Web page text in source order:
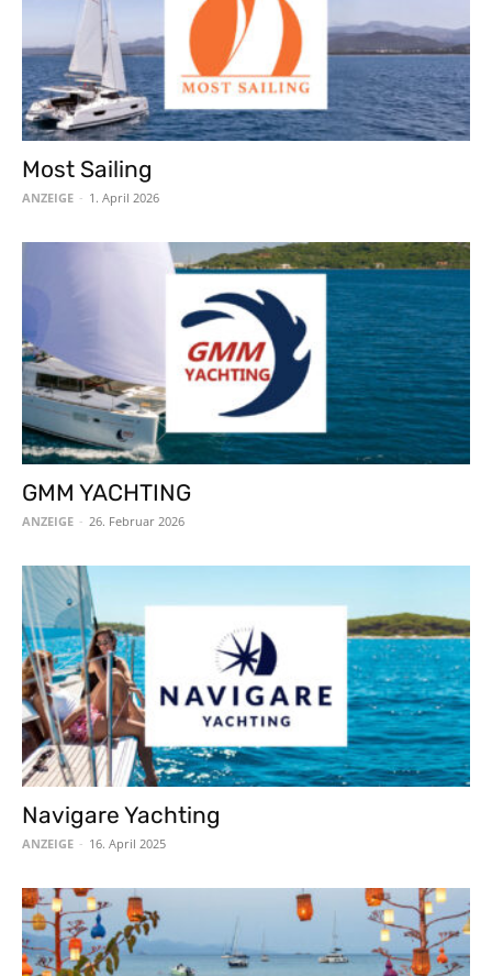
Most Sailing
ANZEIGE - 1. April 2026
GMM YACHTING
ANZEIGE - 26. Februar 2026
Navigare Yachting
ANZEIGE - 16. April 2025